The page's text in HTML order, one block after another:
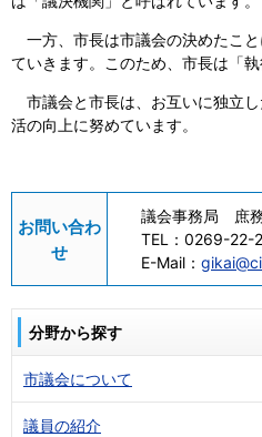
一方、市長は市議会の決めたこ
ていきます。このため、市長は「
市議会と市長は、お互いに独立
活の向上に努めています。
お問い合わ
せ
議会事務局 庶
TEL： 0269-22-
E-Mail：
分野から探す
市議会について
議員の紹介